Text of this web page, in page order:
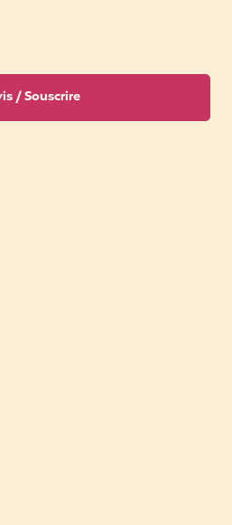
/ Souscrire